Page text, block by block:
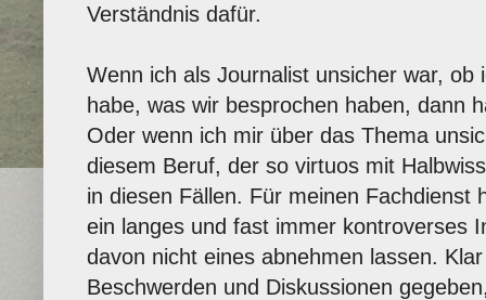
Verständnis dafür.
Wenn ich als Journalist unsicher war, ob
habe, was wir besprochen haben, dann
Oder wenn ich mir über das Thema
diesem Beruf, der so virtuos mit
in diesen Fällen. Für meinen Fachdienst
ein langes und fast immer kontroverses
davon nicht eines abnehmen lassen.
Beschwerden und Diskussionen